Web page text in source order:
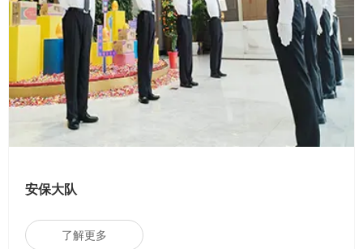
安保大队
了解更多